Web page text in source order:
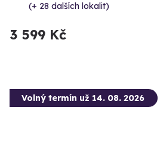
(+ 28 dalších lokalit)
3 599 Kč
Volný termín už 14. 08. 2026